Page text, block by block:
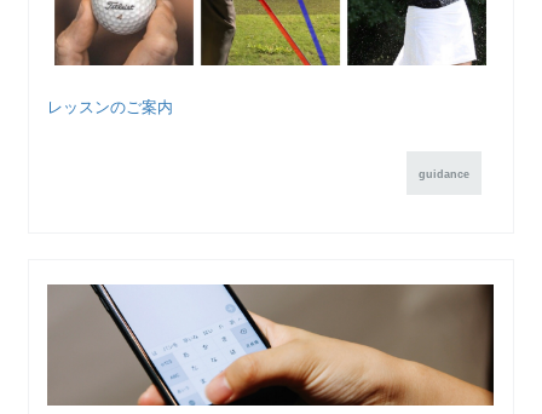
レッスンのご案内
guidance